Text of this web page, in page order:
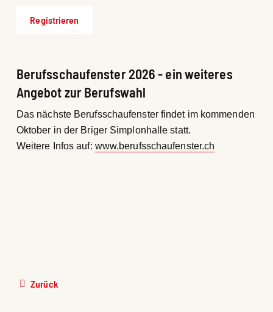
Registrieren
Berufsschaufenster 2026 - ein weiteres
Angebot zur Berufswahl
Das nächste Berufsschaufenster findet im kommenden
Oktober in der Briger Simplonhalle statt.
Weitere Infos auf: www.berufsschaufenster.ch
Zurück